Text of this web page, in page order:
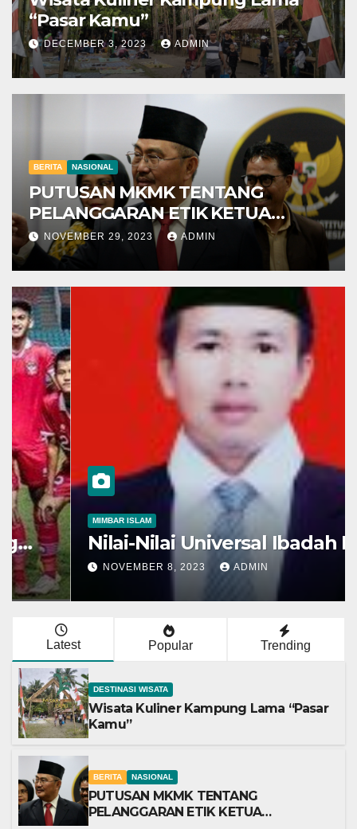
“Pasar Kamu”
DECEMBER 3, 2023 ADMIN
BERITA NASIONAL
PUTUSAN MKMK TENTANG
PELANGGARAN ETIK KETUA
MAHKAMAH KONSTITUSI
NOVEMBER 29, 2023 ADMIN
MIMBAR ISLAM
Nilai-Nilai Universal Ibadah Haji
NOVEMBER 8, 2023 ADMIN
Latest Popular Trending
DESTINASI WISATA
Wisata Kuliner Kampung Lama “Pasar
Kamu”
BERITA NASIONAL
PUTUSAN MKMK TENTANG
PELANGGARAN ETIK KETUA